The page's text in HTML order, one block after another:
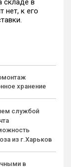
складе в
нет, к его
хранение
службой
из г.Харьков
в